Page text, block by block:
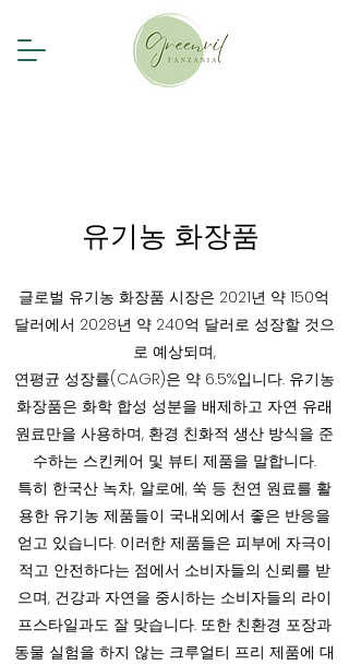
유기농 화장품
글로벌 유기농 화장품 시장은 2021년 약 150억
달러에서 2028년 약 240억 달러로 성장할 것으
로 예상되며,
연평균 성장률(CAGR)은 약 6.5%입니다. 유기농
화장품은 화학 합성 성분을 배제하고 자연 유래
원료만을 사용하며, 환경 친화적 생산 방식을 준
수하는 스킨케어 및 뷰티 제품을 말합니다.
특히 한국산 녹차, 알로에, 쑥 등 천연 원료를 활
용한 유기농 제품들이 국내외에서 좋은 반응을
얻고 있습니다. 이러한 제품들은 피부에 자극이
적고 안전하다는 점에서 소비자들의 신뢰를 받
으며, 건강과 자연을 중시하는 소비자들의 라이
프스타일과도 잘 맞습니다. 또한 친환경 포장과
동물 실험을 하지 않는 크루얼티 프리 제품에 대